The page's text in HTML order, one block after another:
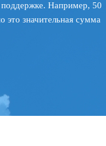
Например, 50
это значительная сумма